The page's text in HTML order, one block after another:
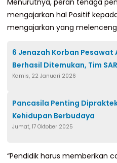
Menurutnya, peran tenaga
mengajarkan hal Positif
mengajarkan yang melenceng
6 Jenazah Korban Pesawat
Berhasil Ditemukan, Tim
Evakuasi
Kamis, 22 Januari 2026
Pancasila Penting
Kehidupan Berbudaya
Jumat, 17 Oktober 2025
“Pendidik harus memberikan